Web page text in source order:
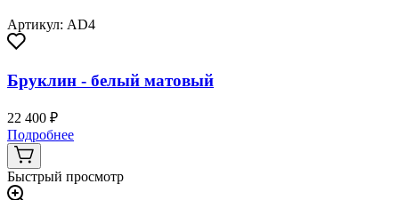
Артикул: AD4
Бруклин - белый матовый
22 400 ₽
Подробнее
Быстрый просмотр